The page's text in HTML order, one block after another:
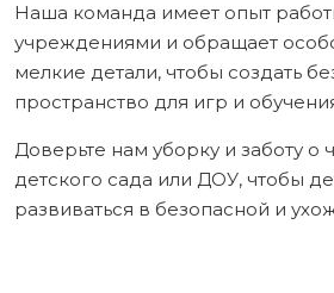
Наша команда имеет опыт
учреждениями и обращает
мелкие детали, чтобы создать
пространство для игр и
Доверьте нам уборку и заботу о
детского сада или ДОУ, чтобы
развиваться в безопасной и